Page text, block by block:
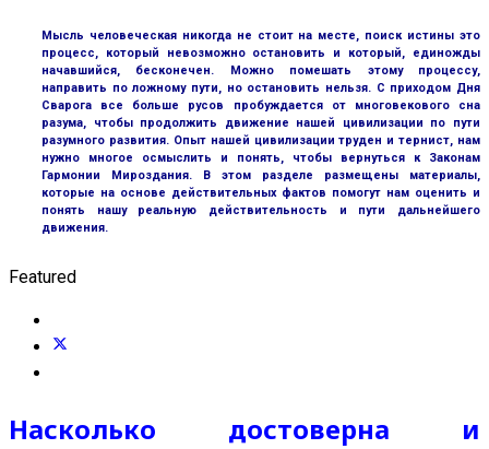
Мысль человеческая никогда не стоит на месте, поиск истины это
процесс, который невозможно остановить и который, единожды
начавшийся, бесконечен. Можно помешать этому процессу,
направить по ложному пути, но остановить нельзя. С приходом Дня
Сварога все больше русов пробуждается от многовекового сна
разума, чтобы продолжить движение нашей цивилизации по пути
разумного развития. Опыт нашей цивилизации труден и тернист, нам
нужно многое осмыслить и понять, чтобы вернуться к Законам
Гармонии Мироздания. В этом разделе размещены материалы,
которые на основе действительных фактов помогут нам оценить и
понять нашу реальную действительность и пути дальнейшего
движения.
Featured
Насколько достоверна и